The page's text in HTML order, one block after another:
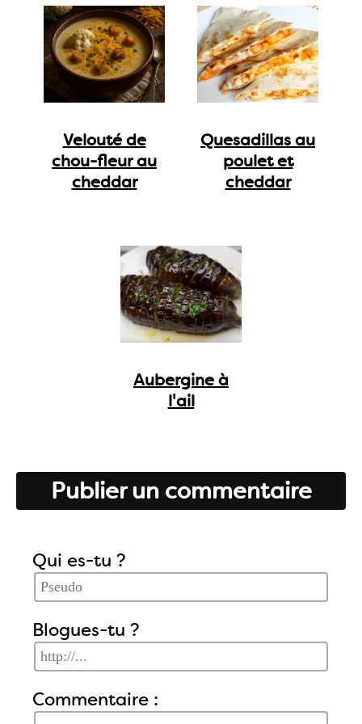
Velouté de
chou-fleur au
cheddar
Quesadillas au
poulet et
cheddar
Aubergine à
l'ail
Publier un commentaire
Qui es-tu ?
Blogues-tu ?
Commentaire :